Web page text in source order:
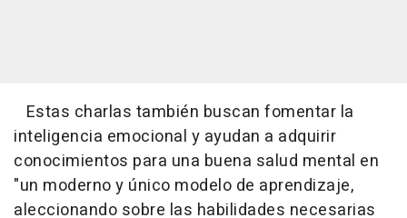
Estas charlas también buscan fomentar la
inteligencia emocional y ayudan a adquirir
conocimientos para una buena salud mental en
"un moderno y único modelo de aprendizaje,
aleccionando sobre las habilidades necesarias